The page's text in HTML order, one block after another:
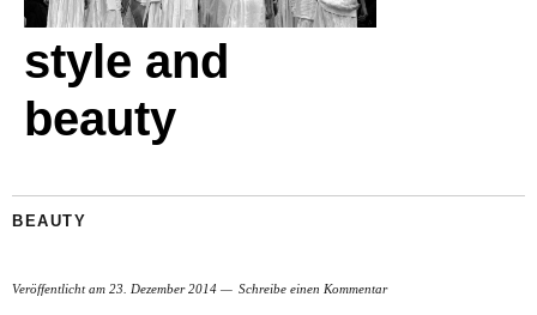
style and
beauty
BEAUTY
Veröffentlicht am 23. Dezember 2014 Schreibe einen Kommentar